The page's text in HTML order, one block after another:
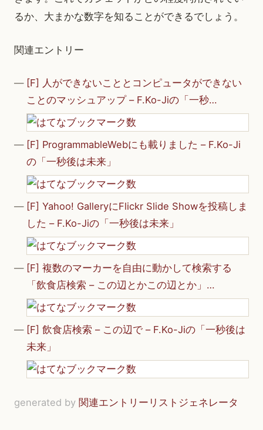
るか、大まかな数字を知ることができるでしょう。
関連エントリー
[F] 人ができないこととコンピュータができない
ことのマッシュアップ – F.Ko-Jiの「一秒…
[F] ProgrammableWebにも載りました – F.Ko-Ji
の「一秒後は未来」
[F] Yahoo! GalleryにFlickr Slide Showを投稿しま
した – F.Ko-Jiの「一秒後は未来」
[F] 複数のマーカーを自由に動かして検索する
「飲食店検索 – この辺とかこの辺とか」…
[F] 飲食店検索 – この辺で – F.Ko-Jiの「一秒後は
未来」
generated by 関連エントリーリストジェネレータ